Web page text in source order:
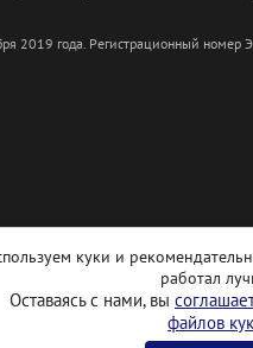
2019 года. Регистрационный
куки и
работал
Оставаясь с нами, вы
файлов